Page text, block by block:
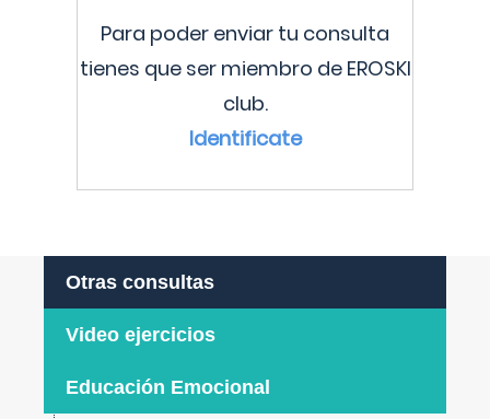
Para poder enviar tu consulta
tienes que ser miembro de EROSKI
club.
Identificate
Otras consultas
Video ejercicios
Educación Emocional